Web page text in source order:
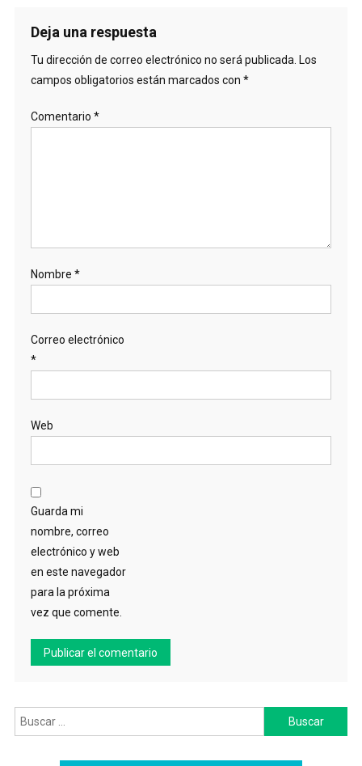
Deja una respuesta
Tu dirección de correo electrónico no será publicada. Los
campos obligatorios están marcados con *
Comentario *
Nombre *
Correo electrónico
*
Web
Guarda mi
nombre, correo
electrónico y web
en este navegador
para la próxima
vez que comente.
Buscar: